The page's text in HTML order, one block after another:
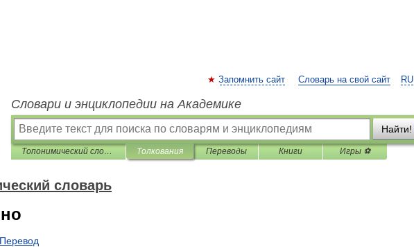
RU
Запомнить сайт Словарь на свой сайт
Словари и энциклопедии на Академике
Найти!
Топонимический словарь Толкования Переводы Книги Игры ⚽
словарь
Перевод